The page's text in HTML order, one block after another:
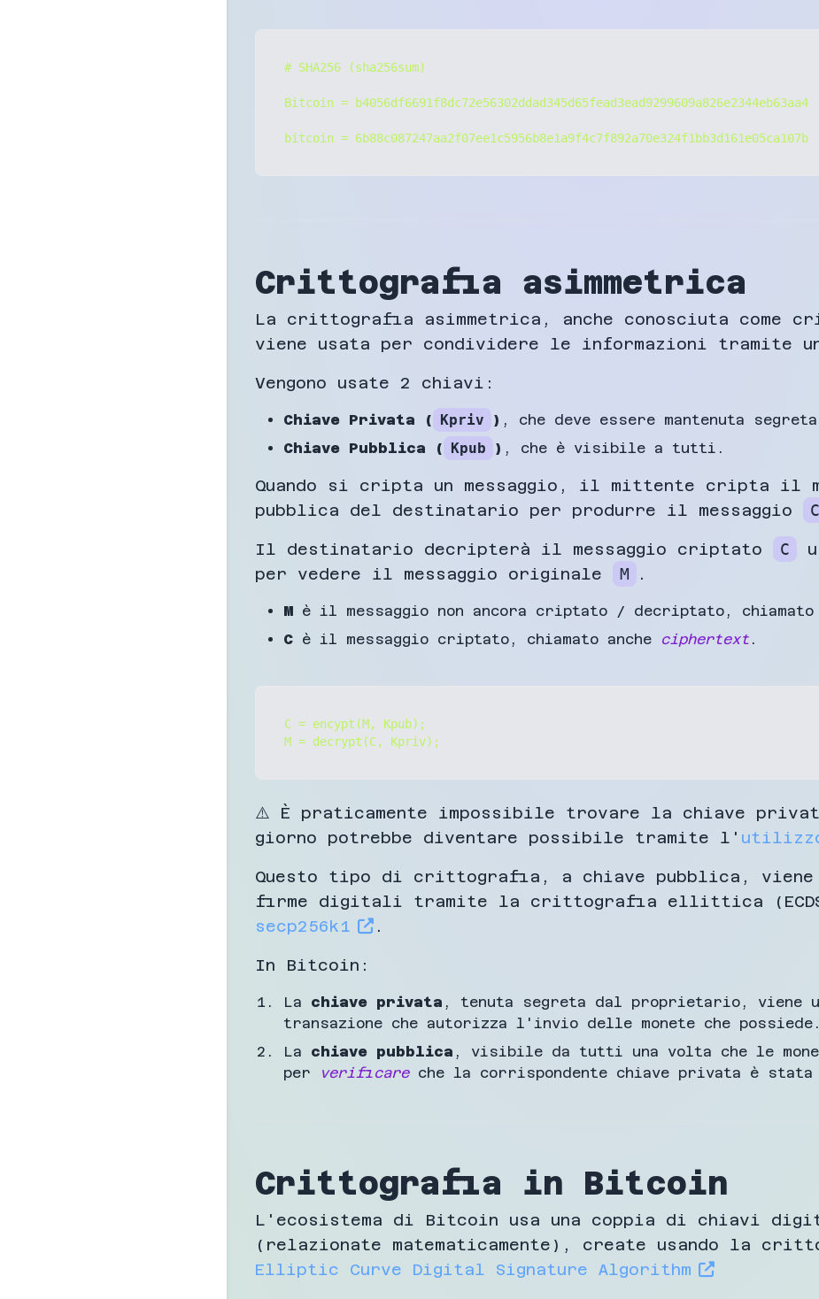
# SHA256 (sha256sum)
Bitcoin = b4056df6691f8dc72e56302ddad345d65fead3ead9299609a826e2344eb63aa4
Crittografia asimmetrica
La crittografia asimmetrica, anche conosciuta come
viene usata per condividere le informazioni tramite
Vengono usate 2 chiavi:
Chiave Privata ( Kpriv ) , che deve essere mantenuta
Chiave Pubblica ( Kpub ) , che è visibile a tutti.
Quando si cripta un messaggio, il mittente cripta il
pubblica del destinatario per produrre il messaggio
C
Il destinatario decripterà il messaggio criptato C
per vedere il messaggio originale
M .
M è il messaggio non ancora criptato / decriptato, chiamato
C è il messaggio criptato, chiamato anche ciphertext .
C = encypt(M, Kpub);
⚠️ È praticamente impossibile trovare la chiave
giorno potrebbe diventare possibile tramite l'
Questo tipo di crittografia, a chiave pubblica,
firme digitali tramite la crittografia ellittica
secp256k1
.
In Bitcoin:
La chiave privata , tenuta segreta dal proprietario, viene
transazione che autorizza l'invio delle monete che possiede.
La chiave pubblica , visibile da tutti una volta che le
per
verificareche la corrispondente chiave privata è stata
Crittografia in Bitcoin
L'ecosistema di Bitcoin usa una coppia di chiavi
(relazionate matematicamente), create usando la
Elliptic Curve Digital Signature Algorithm